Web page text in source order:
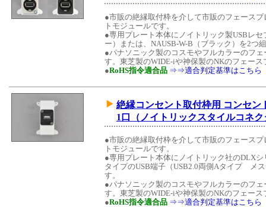
●市販の絶縁取付枠を介して市販のフェース
トモジュールです。
●専用プレート本体にノイトリック製USBレ
ー）または、NAUSB-W-B（ブラック）を2つ
●パナソニック製のコスモやフルカラーのフ
す。東芝製のWIDE-iや神保製のNKのフェー
●RoHS指令適合品 ⇒⇒適合判定基準はこちら
絶縁コンセント取付枠用 コンセン
1口（ノイトリックスタイルコネ
●市販の絶縁取付枠を介して市販のフェース
トモジュールです。
●専用プレート本体にノイトリック社のDLX
タイプのUSB端子（USB2.0両側Aタイプ メ
す。
●パナソニック製のコスモやフルカラーのフ
す。東芝製のWIDE-iや神保製のNKのフェー
●RoHS指令適合品 ⇒⇒適合判定基準はこちら